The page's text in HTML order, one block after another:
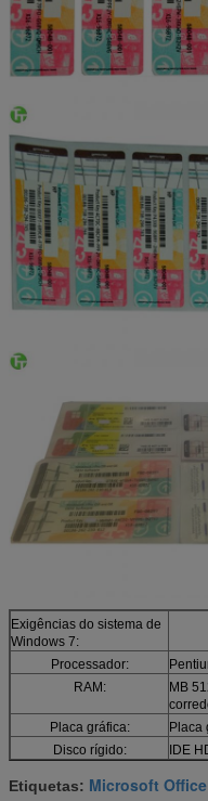
Exigências do sistema de
Windows 7:
Processador:
RAM:
MB
Placa gráfica:
Placa
Disco rígido:
IDE
Etiquetas: Microsoft